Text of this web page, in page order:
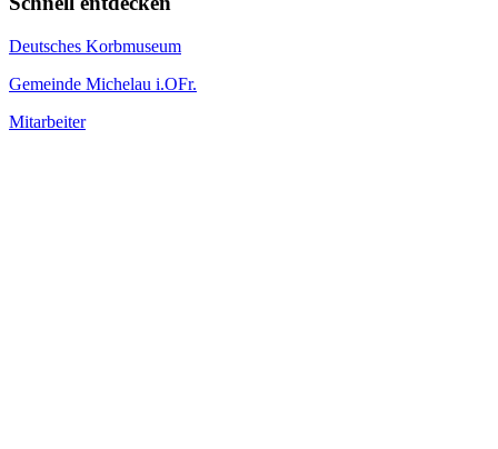
Deutsches Korbmuseum
Gemeinde Michelau i.OFr.
Mitarbeiter